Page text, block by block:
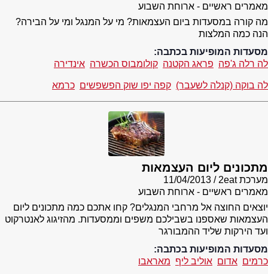
מאמרים ראשיים - ארוחת השבוע
מה קורה במסעדות ביום העצמאות? מי על המנגל ומי על הבירה?
הנה כמה המלצות
מסעדות המופיעות בכתבה:
לה רלה ג'פה פראג הקטנה קולומבוס הכשרה אינדירה
לה בוקה (קנלה לשעבר) קפה יפו שוק הפשפשים כרמא
מתכונים ליום העצמאות
מערכת 2eat
11/04/2013
מאמרים ראשיים - ארוחת השבוע
יוצאים החוצה אל מרחבי המנגלים? קחו אתכם כמה מתכונים ליום
העצמאות שאספנו בשבילכם משפים וממסעדות. מהזיגוג לאנטרקוט
ועד הירקות שליד ההמבורגר
מסעדות המופיעות בכתבה:
כרמים אדום אוליב ליף מאראבו